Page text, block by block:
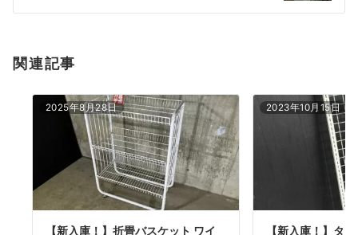
ン
関連記事
2025年8月28日
【新入庫！】折畳バスケット ワイ
2023年10月15日
【新入庫！】タ